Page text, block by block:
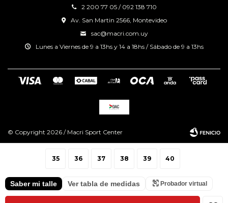
35 36 37 38 39 40
Saber mi talle Ver tabla de medidas Probador virtual
2 200 77 05 / 092 138 710
Av. San Martin 2566, Montevideo
sac@macri.com.uy
Lunes a Viernes de 9 a 13hs y 14 a 18hs / Sábado de 9 a 13hs
© Copyright 2026 / Macri Sport Center
Fenicio